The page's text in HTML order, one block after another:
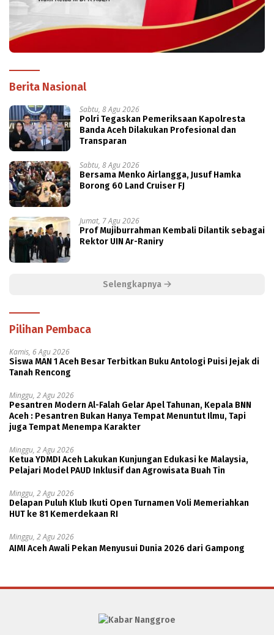
Berita Nasional
Sabtu, 8 Agu 2026
Polri Tegaskan Pemeriksaan Kapolresta
Banda Aceh Dilakukan Profesional dan
Transparan
Sabtu, 8 Agu 2026
Bersama Menko Airlangga, Jusuf Hamka
Borong 60 Land Cruiser FJ
Jumat, 7 Agu 2026
Prof Mujiburrahman Kembali Dilantik sebagai
Rektor UIN Ar-Raniry
Selengkapnya
Pilihan Pembaca
Kamis, 6 Agu 2026
Siswa MAN 1 Aceh Besar Terbitkan Buku Antologi Puisi Jejak di
Tanah Rencong
Minggu, 2 Agu 2026
Pesantren Modern Al-Falah Gelar Apel Tahunan, Kepala BNN
Aceh : Pesantren Bukan Hanya Tempat Menuntut Ilmu, Tapi
juga Tempat Menempa Karakter
Minggu, 2 Agu 2026
Ketua YDMDI Aceh Lakukan Kunjungan Edukasi ke Malaysia,
Pelajari Model PAUD Inklusif dan Agrowisata Buah Tin
Minggu, 2 Agu 2026
Delapan Puluh Klub Ikuti Open Turnamen Voli Memeriahkan
HUT ke 81 Kemerdekaan RI
Minggu, 2 Agu 2026
AIMI Aceh Awali Pekan Menyusui Dunia 2026 dari Gampong